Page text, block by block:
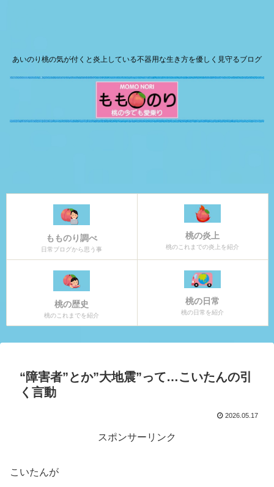
あいのり桃の気が付くと炎上している不器用な生き方を優しく見守るブログ
もものり調べ
日常ブログから思う事
桃の炎上
桃のこれまでの炎上を紹介
桃の歴史
桃のこれまでを紹介
桃の日常
桃の日常を紹介
“障害者”とか”大地震”って…こいたんの引
く言動
2026.05.17
スポンサーリンク
こいたんが